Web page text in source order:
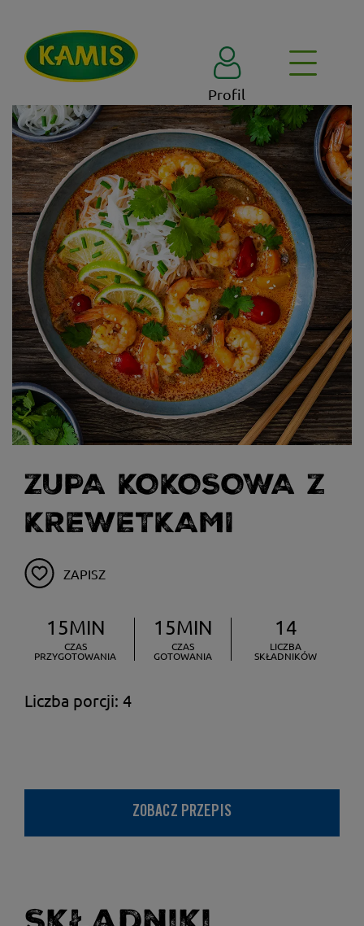
Profil
ZUPA KOKOSOWA Z
KREWETKAMI
ZAPISZ
15MIN
CZAS
PRZYGOTOWANIA
15MIN
CZAS
GOTOWANIA
14
LICZBA
SKŁADNIKÓW
Liczba porcji: 4
ZOBACZ PRZEPIS